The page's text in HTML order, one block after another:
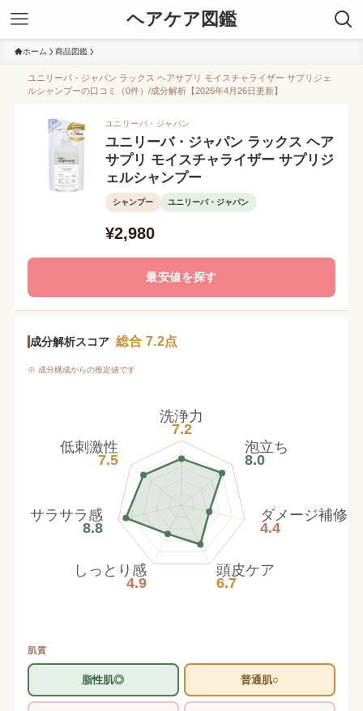
ヘアケア図鑑
ホーム 商品図鑑
ユニリーバ・ジャパン ラックス ヘアサプリ モイスチャライザー サプリジェ
ルシャンプーの口コミ（0件）/成分解析【2026年4月26日更新】
ユニリーバ・ジャパン
ユニリーバ・ジャパン ラックス ヘア
サプリ モイスチャライザー サプリジ
ェルシャンプー
シャンプー ユニリーバ・ジャパン
¥2,980
最安値を探す
成分解析スコア 総合 7.2点
※ 成分構成からの推定値です
洗浄力
7.2
泡立ち
8.0
ダメージ補修
4.4
頭皮ケア
6.7
しっとり感
4.9
サラサラ感
8.8
低刺激性
7.5
肌質
脂性肌◎ 普通肌○